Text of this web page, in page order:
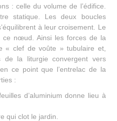
: celle du volume de l’édifice.
statique. Les deux boucles
à leur croisement. Le
nœud. Ainsi les forces de la
« clef de voûte » tubulaire et,
de la liturgie convergent vers
ce point que l’entrelac de la
:
d’aluminium donne lieu à
qui clot le jardin.